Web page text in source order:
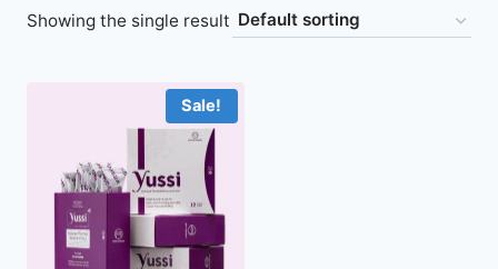
Showing the single result
Sale!